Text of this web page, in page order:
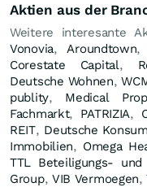
Aktien aus der
Weitere interesante
Vonovia,Aroundtown,
Corestate Capital,
Deutsche Wohnen,
publity, Medical
Fachmarkt, PATRIZIA,
REIT, Deutsche
Immobilien, Omega
TTL Beteiligungs- und
Group, VIB Vermoegen,